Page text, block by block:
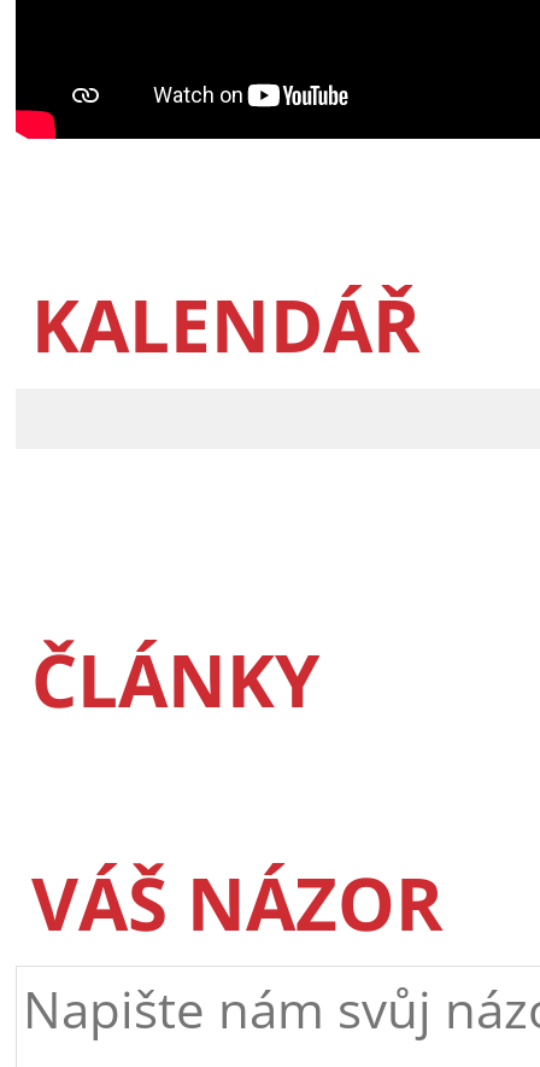
KALENDÁŘ
ČLÁNKY
VÁŠ NÁZOR